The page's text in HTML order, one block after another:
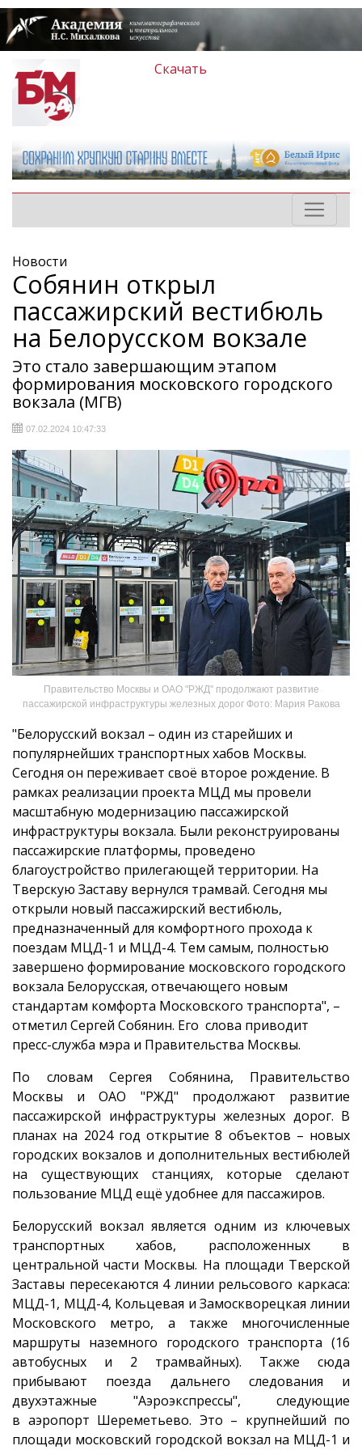
Скачать
Новости
Собянин открыл
пассажирский вестибюль
на Белорусском вокзале
Это стало завершающим этапом
формирования московского городского
вокзала (МГВ)
07.02.2024 10:47:33
Правительство Москвы и ОАО "РЖД" продолжают развитие
пассажирской инфраструктуры железных дорог Фото: Мария Ракова
"Белорусский вокзал – один из старейших и
популярнейших транспортных хабов Москвы.
Сегодня он переживает своё второе рождение. В
рамках реализации проекта МЦД мы провели
масштабную модернизацию пассажирской
инфраструктуры вокзала. Были реконструированы
пассажирские платформы, проведено
благоустройство прилегающей территории. На
Тверскую Заставу вернулся трамвай. Сегодня мы
открыли новый пассажирский вестибюль,
предназначенный для комфортного прохода к
поездам МЦД-1 и МЦД-4. Тем самым, полностью
завершено формирование московского городского
вокзала Белорусская, отвечающего новым
стандартам комфорта Московского транспорта", –
отметил Сергей Собянин. Его слова приводит
пресс-служба мэра и Правительства Москвы.
По словам Сергея Собянина, Правительство
Москвы и ОАО "РЖД" продолжают развитие
пассажирской инфраструктуры железных дорог. В
планах на 2024 год открытие 8 объектов – новых
городских вокзалов и дополнительных вестибюлей
на существующих станциях, которые сделают
пользование МЦД ещё удобнее для пассажиров.
Белорусский вокзал является одним из ключевых
транспортных хабов, расположенных в
центральной части Москвы. На площади Тверской
Заставы пересекаются 4 линии рельсового каркаса:
МЦД-1, МЦД-4, Кольцевая и Замоскворецкая линии
Московского метро, а также многочисленные
маршруты наземного городского транспорта (16
автобусных и 2 трамвайных). Также сюда
прибывают поезда дальнего следования и
двухэтажные "Аэроэкспрессы", следующие
в аэропорт Шереметьево. Это – крупнейший по
площади московский городской вокзал на МЦД-1 и